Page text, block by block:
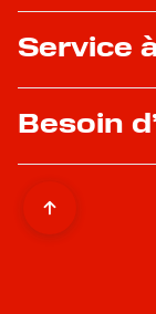
Service
Besoin